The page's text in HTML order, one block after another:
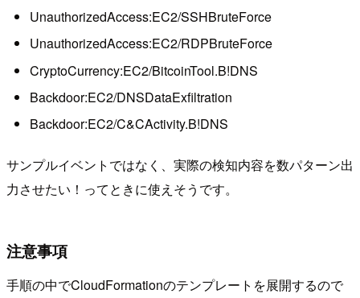
UnauthorizedAccess:EC2/SSHBruteForce
UnauthorizedAccess:EC2/RDPBruteForce
CryptoCurrency:EC2/BitcoinTool.B!DNS
Backdoor:EC2/DNSDataExfiltration
Backdoor:EC2/C&CActivity.B!DNS
サンプルイベントではなく、実際の検知内容を数パターン出
力させたい！ってときに使えそうです。
注意事項
手順の中でCloudFormationのテンプレートを展開するので